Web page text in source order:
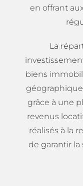
en offrant
La
biens
grâce à une
revenus
réalisés à la
de garantir la